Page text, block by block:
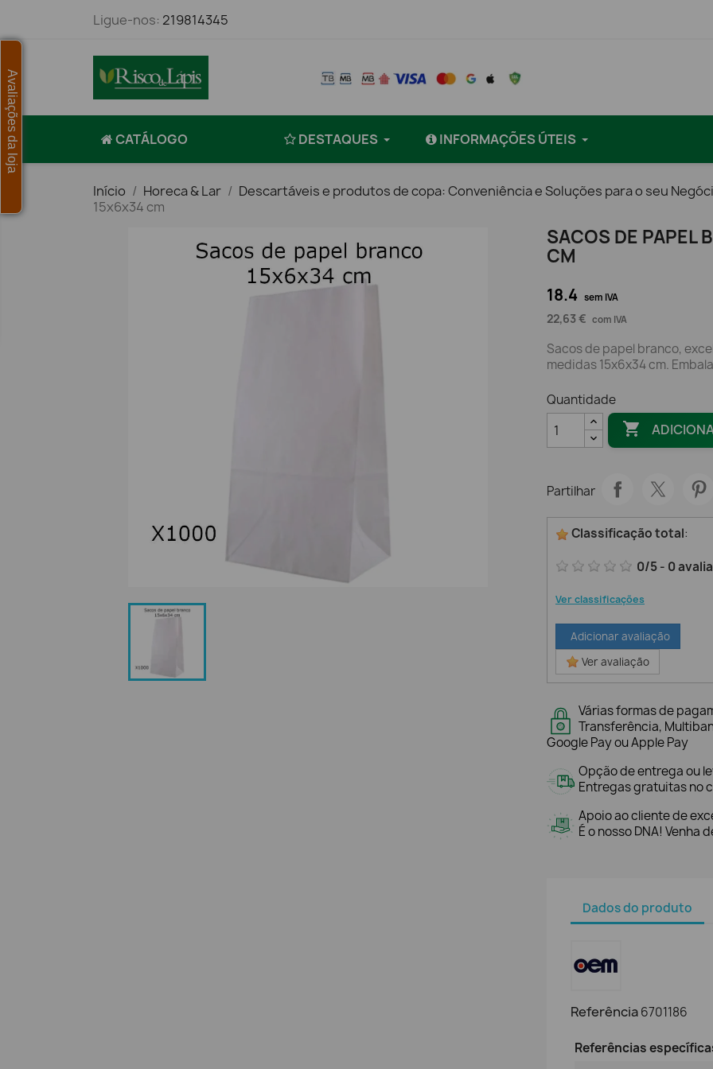
Ligue-nos: 219814345
CATÁLOGO DESTAQUES INFORMAÇÕES ÚTEIS
Início Horeca & Lar Descartáveis e produtos de copa: Conveniência e Soluções para o seu
15x6x34 cm
SACOS DE PAPEL
CM
18.4 sem IVA
22,63 € com IVA
Sacos de papel branco,
medidas 15x6x34 cm.
Quantidade

Partilhar
Classificação total:
0/5- 0
Ver classificações
Adicionar avaliação
Ver avaliação
Várias formas de
Transferência,
Google Pay ou Apple Pay
Opção de entrega ou
Entregas gratuitas no
Apoio ao cliente de
É o nosso DNA! Venha
Dados do produto
Referência6701186
Referências
Avaliações da loja